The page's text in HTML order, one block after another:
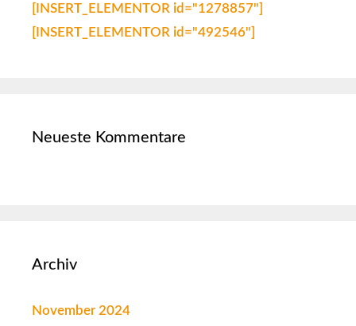
[INSERT_ELEMENTOR id="1278857"]
[INSERT_ELEMENTOR id="492546"]
Neueste Kommentare
Archiv
November 2024